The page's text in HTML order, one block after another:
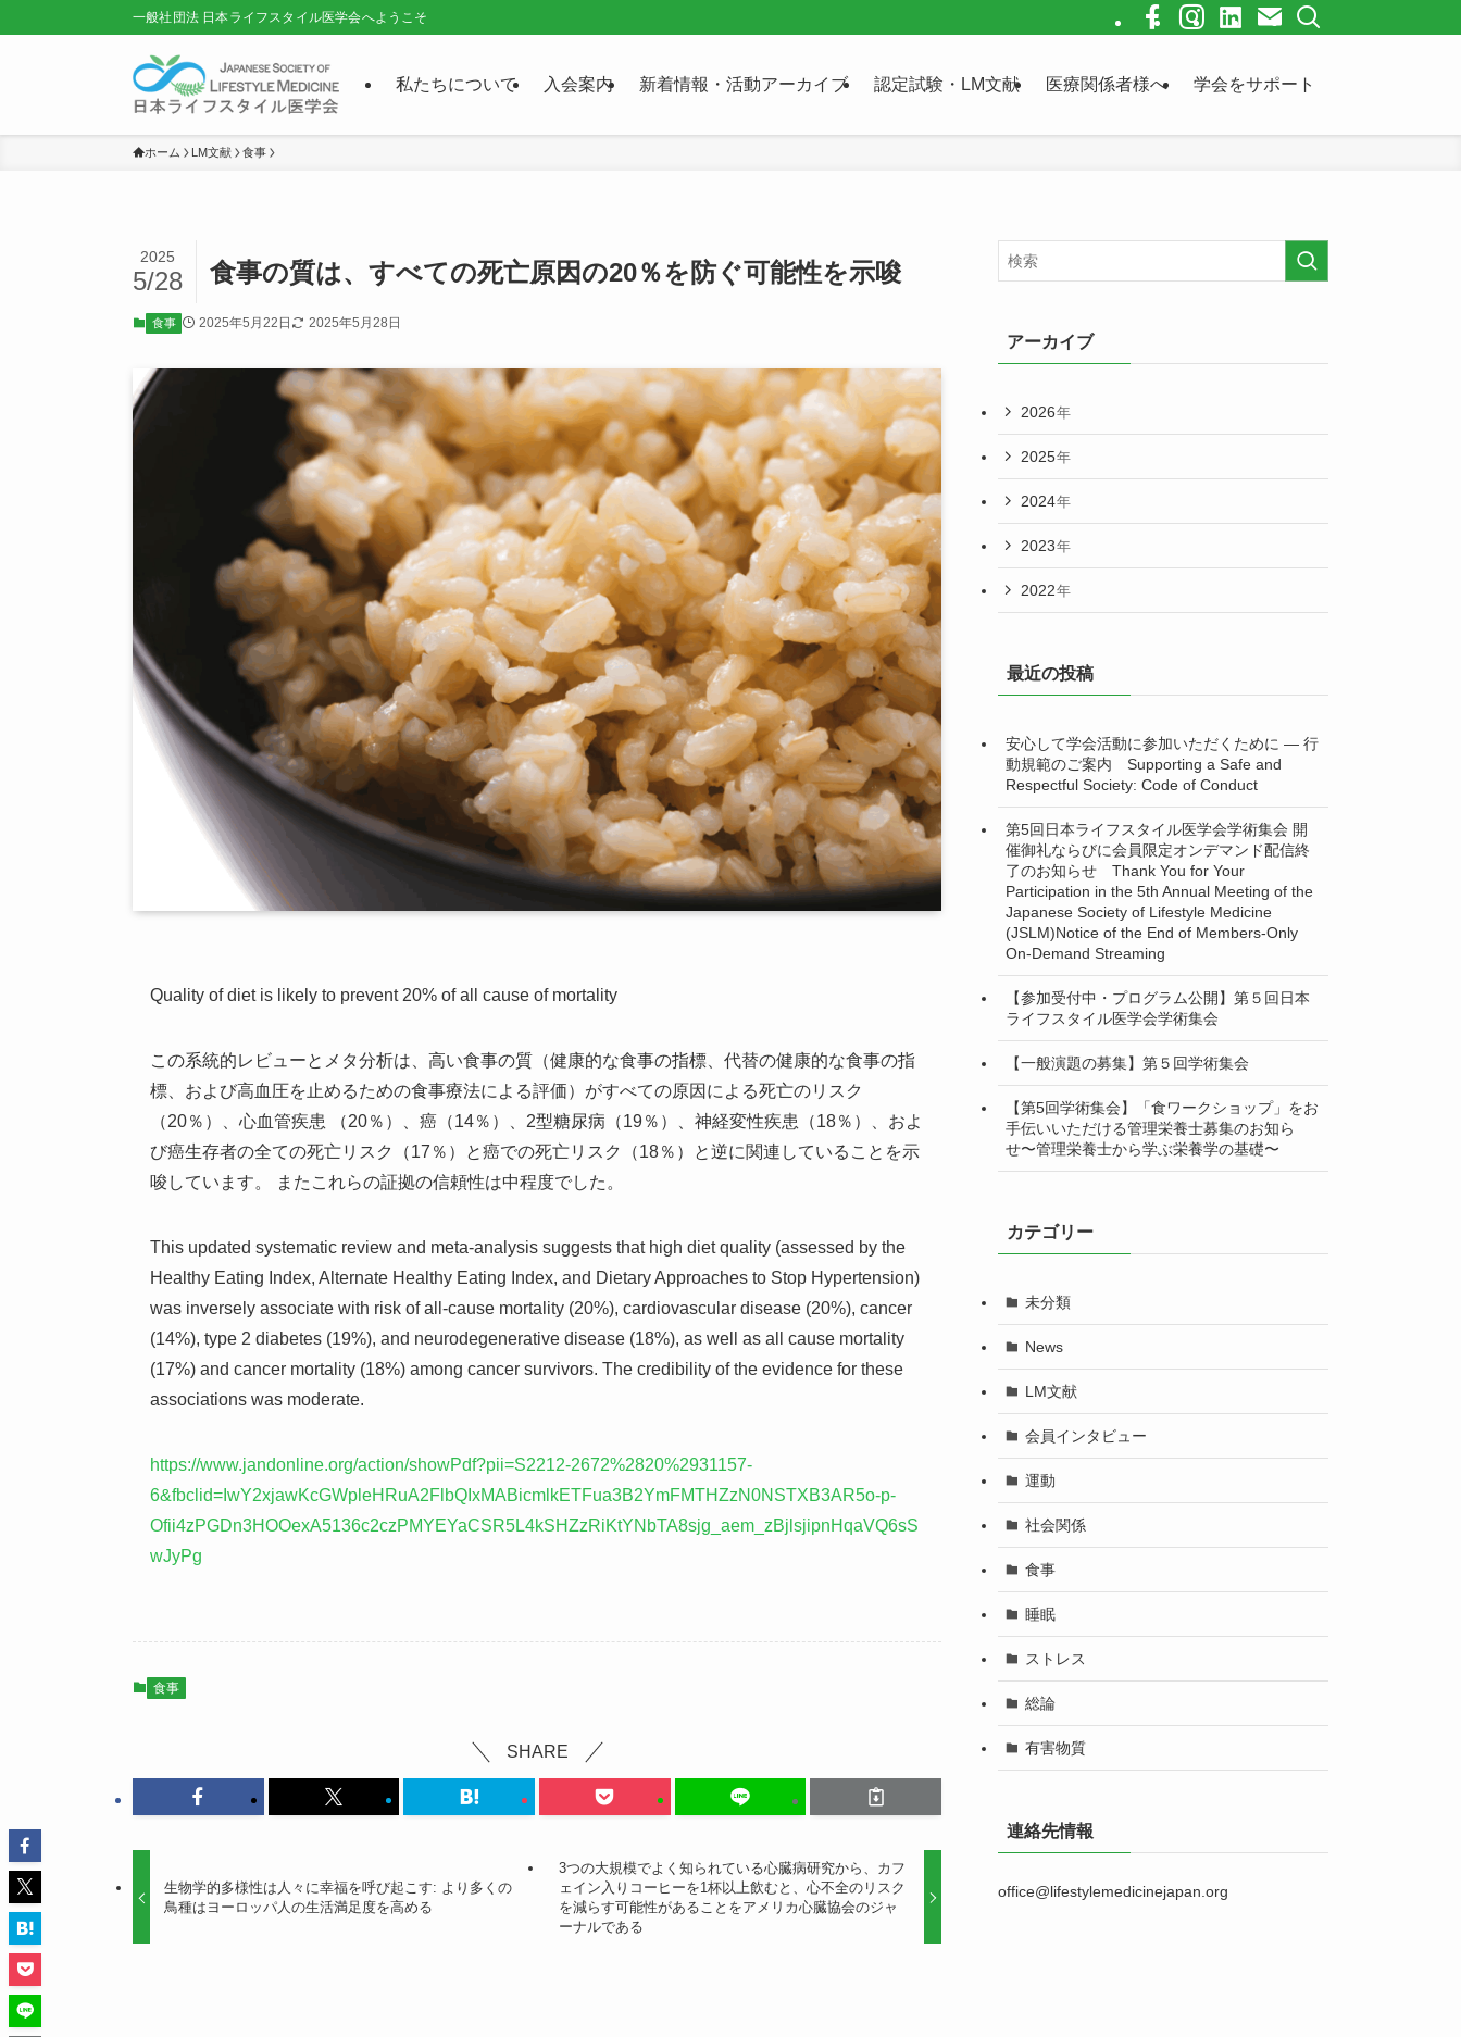
一般社団法 日本ライフスタイル医学会へようこそ
私たちについて 入会案内 新着情報・活動アーカイブ 認定試験・LM文献 医療関係者様へ 学会をサポート
ホーム LM文献 食事
食事の質は、すべての死亡原因の20％を防ぐ可能性を示唆
2025
5/28
食事 2025年5月22日 2025年5月28日
Quality of diet is likely to prevent 20% of all cause of mortality
この系統的レビューとメタ分析は、高い食事の質（健康的な食事の指標、代替の健康的な食事の指
標、および高血圧を止めるための食事療法による評価）がすべての原因による死亡のリスク
（20％）、心血管疾患 （20％）、癌（14％）、2型糖尿病（19％）、神経変性疾患（18％）、およ
び癌生存者の全ての死亡リスク（17％）と癌での死亡リスク（18％）と逆に関連していることを示
唆しています。 またこれらの証拠の信頼性は中程度でした。
This updated systematic review and meta-analysis suggests that high diet quality (assessed by the
Healthy Eating Index, Alternate Healthy Eating Index, and Dietary Approaches to Stop Hypertension)
was inversely associate with risk of all-cause mortality (20%), cardiovascular disease (20%), cancer
(14%), type 2 diabetes (19%), and neurodegenerative disease (18%), as well as all cause mortality
(17%) and cancer mortality (18%) among cancer survivors. The credibility of the evidence for these
associations was moderate.
https://www.jandonline.org/action/showPdf?pii=S2212-2672%2820%2931157-
6&fbclid=IwY2xjawKcGWpleHRuA2FlbQIxMABicmlkETFua3B2YmFMTHZzN0NSTXB3AR5o-p-
Ofii4zPGDn3HOOexA5136c2czPMYEYaCSR5L4kSHZzRiKtYNbTA8sjg_aem_zBjlsjipnHqaVQ6sS
wJyPg
食事
SHARE
生物学的多様性は人々に幸福を呼び起こす: より多くの
鳥種はヨーロッパ人の生活満足度を高める
3つの大規模でよく知られている心臓病研究から、カフ
ェイン入りコーヒーを1杯以上飲むと、心不全のリスク
を減らす可能性があることをアメリカ心臓協会のジャ
ーナルである
アーカイブ
2026年
2025年
2024年
2023年
2022年
最近の投稿
安心して学会活動に参加いただくために ― 行
動規範のご案内 Supporting a Safe and
Respectful Society: Code of Conduct
第5回日本ライフスタイル医学会学術集会 開
催御礼ならびに会員限定オンデマンド配信終
了のお知らせ Thank You for Your
Participation in the 5th Annual Meeting of the
Japanese Society of Lifestyle Medicine
(JSLM)Notice of the End of Members-Only
On-Demand Streaming
【参加受付中・プログラム公開】第５回日本
ライフスタイル医学会学術集会
【一般演題の募集】第５回学術集会
【第5回学術集会】「食ワークショップ」をお
手伝いいただける管理栄養士募集のお知ら
せ〜管理栄養士から学ぶ栄養学の基礎〜
カテゴリー
未分類
News
LM文献
会員インタビュー
運動
社会関係
食事
睡眠
ストレス
総論
有害物質
連絡先情報
office@lifestylemedicinejapan.org